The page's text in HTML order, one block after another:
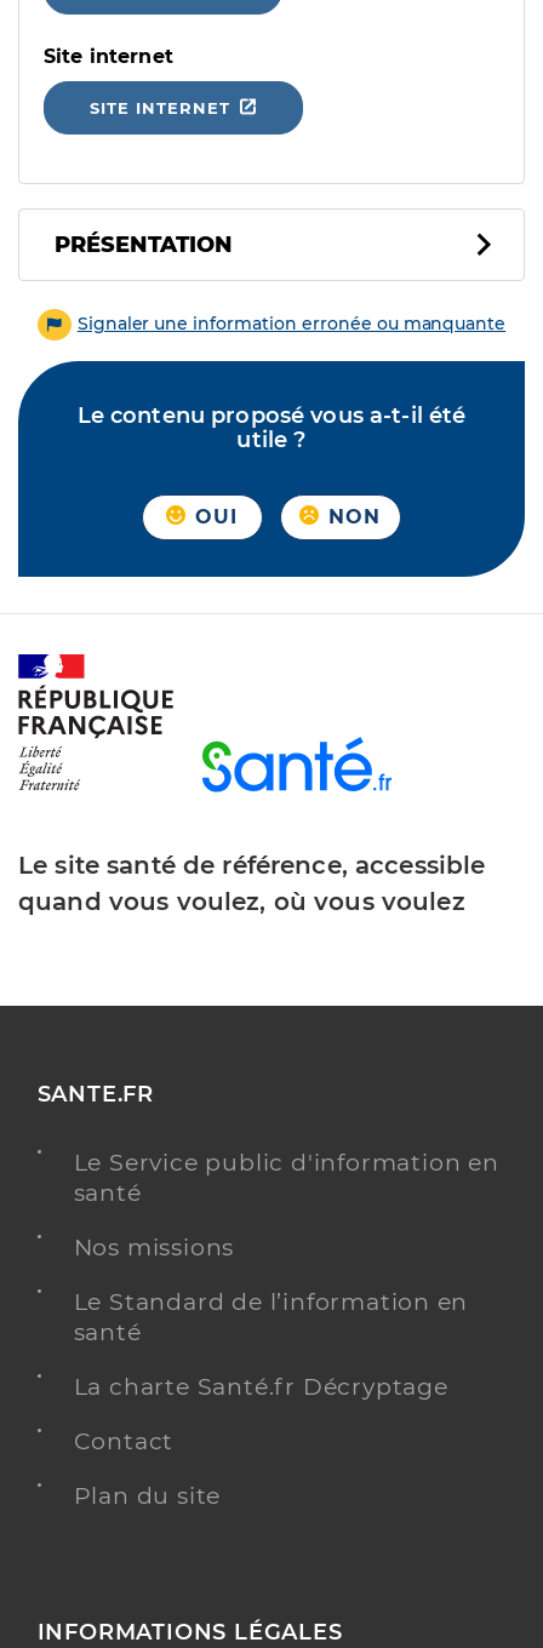
Site internet
SITE INTERNET
PRÉSENTATION
Signaler une information erronée ou manquante
Le contenu proposé vous a-t-il été
utile ?
OUI NON
Le site santé de référence, accessible
quand vous voulez, où vous voulez
SANTE.FR
Le Service public d'information en
santé
Nos missions
Le Standard de l’information en
santé
La charte Santé.fr Décryptage
Contact
Plan du site
INFORMATIONS LÉGALES